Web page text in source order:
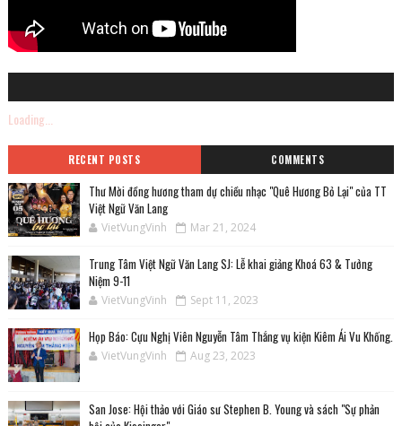
Loading...
RECENT POSTS COMMENTS
Thư Mời đồng hương tham dự chiều nhạc "Quê Hương Bỏ Lại" của TT
Việt Ngữ Văn Lang
VietVungVinh Mar 21, 2024
Trung Tâm Việt Ngữ Văn Lang SJ: Lễ khai giảng Khoá 63 & Tưởng
Niệm 9-11
VietVungVinh Sept 11, 2023
Họp Báo: Cựu Nghị Viên Nguyễn Tâm Thắng vụ kiện Kiêm Ái Vu Khống.
VietVungVinh Aug 23, 2023
San Jose: Hội thảo với Giáo sư Stephen B. Young và sách "Sự phản